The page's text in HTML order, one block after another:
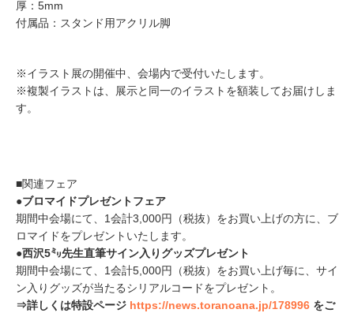
厚：5mm
付属品：スタンド用アクリル脚
※イラスト展の開催中、会場内で受付いたします。
※複製イラストは、展示と同一のイラストを額装してお届けしま
す。
■関連フェア
●ブロマイドプレゼントフェア
期間中会場にて、1会計3,000円（税抜）をお買い上げの方に、ブ
ロマイドをプレゼントいたします。
●西沢5㍉先生直筆サイン入りグッズプレゼント
期間中会場にて、1会計5,000円（税抜）をお買い上げ毎に、サイ
ン入りグッズが当たるシリアルコードをプレゼント。
⇒詳しくは特設ページ https://news.toranoana.jp/178996 をご